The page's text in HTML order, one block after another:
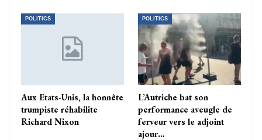
POLITICS
Aux Etats-Unis, la honnête
trumpiste réhabilite
Richard Nixon
POLITICS
L’Autriche bat son
performance aveugle de
ferveur vers le adjoint
ajour…